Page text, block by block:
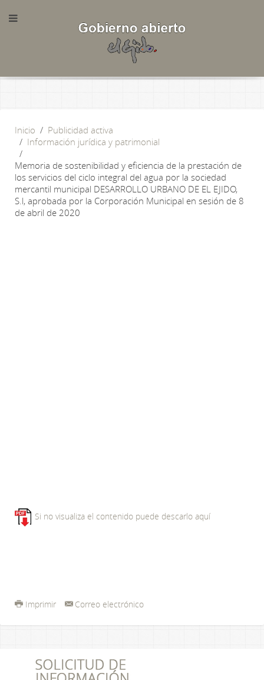
Inicio
Publicidad activa
Información jurídica y patrimonial
Memoria de sostenibilidad y eficiencia de la prestación de
los servicios del ciclo integral del agua por la sociedad
mercantil municipal DESARROLLO URBANO DE EL EJIDO,
S.l, aprobada por la Corporación Municipal en sesión de 8
de abril de 2020
Si no visualiza el contenido puede descarlo aquí
Imprimir Correo electrónico